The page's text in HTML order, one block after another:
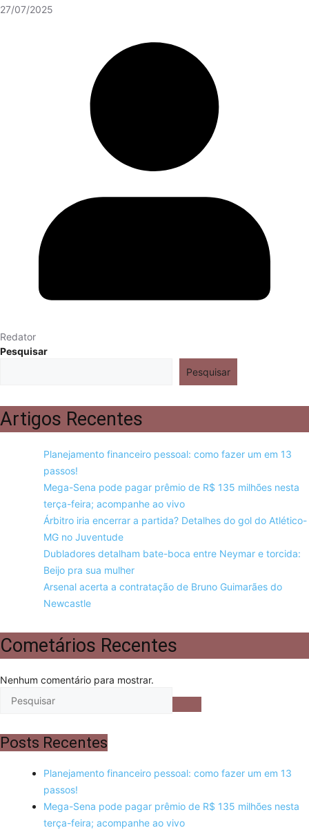
27/07/2025
Redator
Pesquisar
Pesquisar
Artigos Recentes
Planejamento financeiro pessoal: como fazer um em 13
passos!
Mega-Sena pode pagar prêmio de R$ 135 milhões nesta
terça-feira; acompanhe ao vivo
Árbitro iria encerrar a partida? Detalhes do gol do Atlético-
MG no Juventude
Dubladores detalham bate-boca entre Neymar e torcida:
Beijo pra sua mulher
Arsenal acerta a contratação de Bruno Guimarães do
Newcastle
Cometários Recentes
Nenhum comentário para mostrar.
Posts Recentes
Planejamento financeiro pessoal: como fazer um em 13
passos!
Mega-Sena pode pagar prêmio de R$ 135 milhões nesta
terça-feira; acompanhe ao vivo